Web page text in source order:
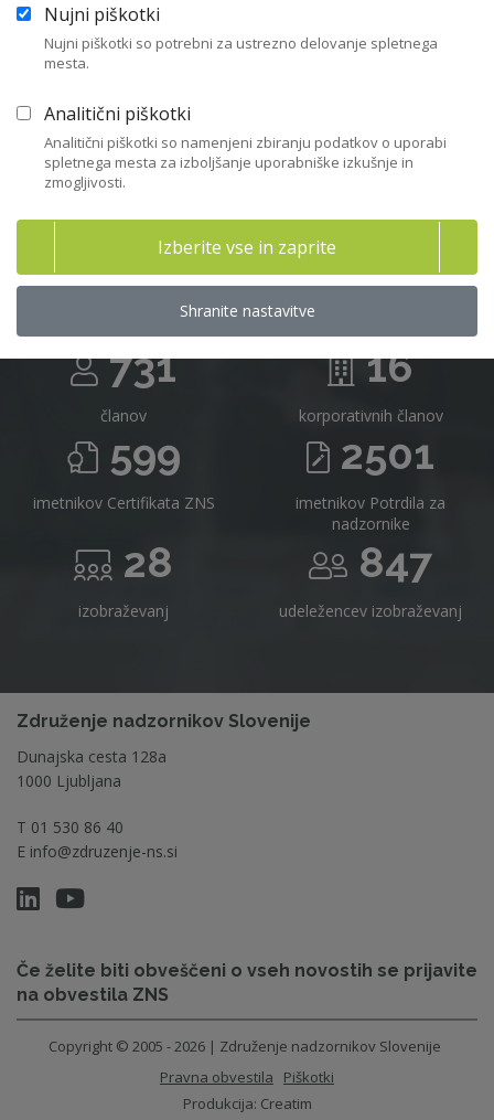
V kolikor še niste član ZNS, vas vabimo da se nam pridružite in
izkoristite vse ugodnosti članstva. Letna članarina znaša 210
Združenje nadzornikov Slovenije v
številkah
731
članov
16
korporativnih članov
599
imetnikov Certifikata ZNS
2501
imetnikov Potrdila za
nadzornike
28
izobraževanj
847
udeležencev izobraževanj
Združenje nadzornikov Slovenije
Dunajska cesta 128a
1000 Ljubljana
T 01 530 86 40
E info@zdruzenje-ns.si
Če želite biti obveščeni o vseh novostih se prijavite
na obvestila ZNS
Copyright © 2005 - 2026 | Združenje nadzornikov Slovenije
Pravna obvestila
Piškotki
Produkcija: Creatim
Nujni piškotki
Nujni piškotki so potrebni za ustrezno delovanje spletnega
mesta.
Analitični piškotki
Analitični piškotki so namenjeni zbiranju podatkov o uporabi
spletnega mesta za izboljšanje uporabniške izkušnje in
zmogljivosti.
Izberite vse in zaprite
Shranite nastavitve